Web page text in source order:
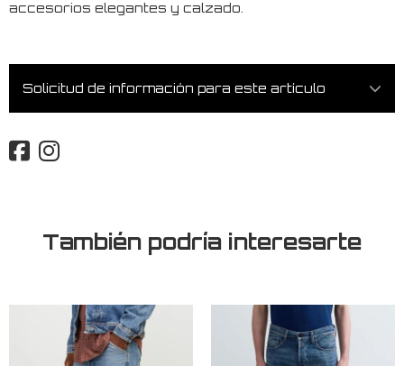
accesorios elegantes y calzado.
Solicitud de información para este artículo
También podría interesarte